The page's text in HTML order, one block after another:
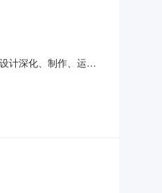
计深化、制作、运
本工程共分1个标段